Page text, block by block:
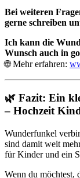
Bei weiteren
gerne schreiben
Ich kann die
Wunsch auch in
🌐 Mehr erfahren:
🌿 Fazit: Ein
– Hochzeit
Wunderfunkel
sind damit weit
für Kinder und ein
Wenn du möchtest,